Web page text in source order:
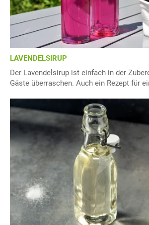
LAVENDELSIRUP
Der Lavendelsirup ist einfach in der
Gäste überraschen. Auch ein Rezept für